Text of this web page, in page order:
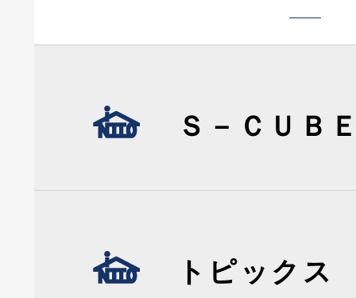
Ｓ－ＣＵＢ
トピックス